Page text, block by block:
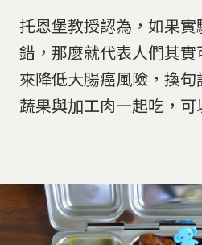
托恩堡教授認為，如果
錯，那麼就代表人們其
來降低大腸癌風險，換
蔬果與加工肉一起吃，可